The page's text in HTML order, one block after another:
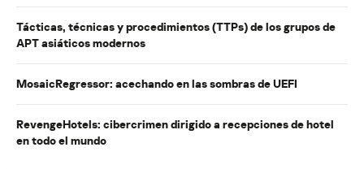
Tácticas, técnicas y procedimientos (TTPs) de los grupos de
APT asiáticos modernos
MosaicRegressor: acechando en las sombras de UEFI
RevengeHotels: cibercrimen dirigido a recepciones de hotel
en todo el mundo